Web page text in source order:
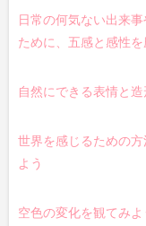
日常の何気ない出来
ために、五感と感性
自然にできる表情と
世界を感じるための
よう
空色の変化を観てみよ